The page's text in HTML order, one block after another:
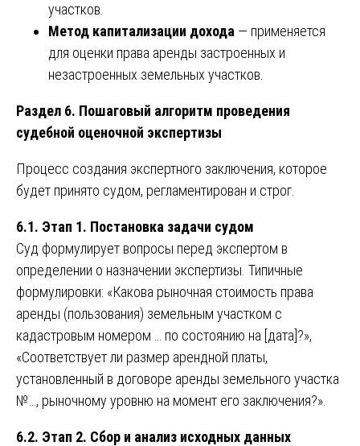
участков.
Метод капитализации дохода — применяется
для оценки права аренды застроенных и
незастроенных земельных участков.
Раздел 6. Пошаговый алгоритм проведения
судебной оценочной экспертизы
Процесс создания экспертного заключения, которое
будет принято судом, регламентирован и строг.
6.1. Этап 1. Постановка задачи судом
Суд формулирует вопросы перед экспертом в
определении о назначении экспертизы. Типичные
формулировки: «Какова рыночная стоимость права
аренды (пользования) земельным участком с
кадастровым номером … по состоянию на [дата]?»,
«Соответствует ли размер арендной платы,
установленный в договоре аренды земельного участка
№…, рыночному уровню на момент его заключения?».
6.2. Этап 2. Сбор и анализ исходных данных